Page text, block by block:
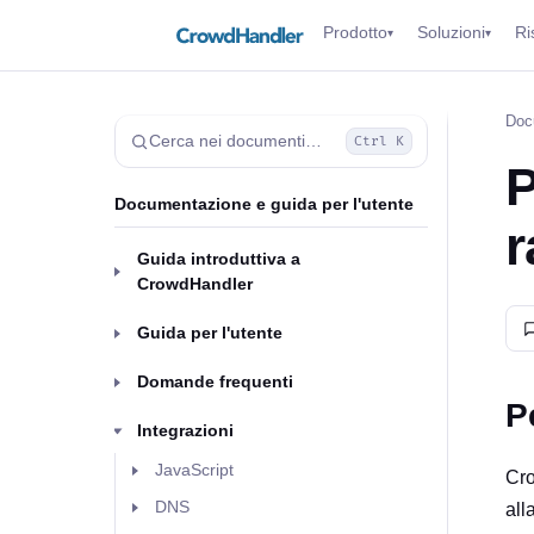
Prodotto▾ Soluzioni▾
Cerca nei documenti… Ctrl K
Documentazione e guida per l'utente
Guida introduttiva a
CrowdHandler
Guida per l'utente
Domande frequenti
Integrazioni
JavaScript
DNS